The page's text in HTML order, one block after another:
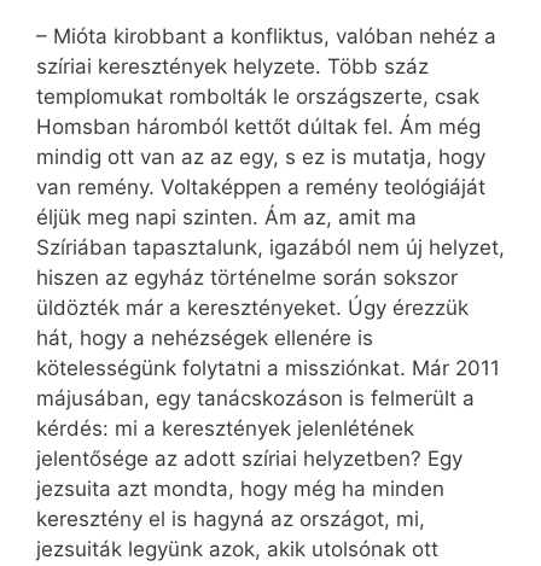
– Mióta kirobbant a konfliktus, valóban nehéz a
szíriai keresztények helyzete. Több száz
templomukat rombolták le országszerte, csak
Homsban háromból kettőt dúltak fel. Ám még
mindig ott van az az egy, s ez is mutatja, hogy
van remény. Voltaképpen a remény teológiáját
éljük meg napi szinten. Ám az, amit ma
Szíriában tapasztalunk, igazából nem új helyzet,
hiszen az egyház történelme során sokszor
üldözték már a keresztényeket. Úgy érezzük
hát, hogy a nehézségek ellenére is
kötelességünk folytatni a missziónkat. Már 2011
májusában, egy tanácskozáson is felmerült a
kérdés: mi a keresztények jelenlétének
jelentősége az adott szíriai helyzetben? Egy
jezsuita azt mondta, hogy még ha minden
keresztény el is hagyná az országot, mi,
jezsuiták legyünk azok, akik utolsónak ott